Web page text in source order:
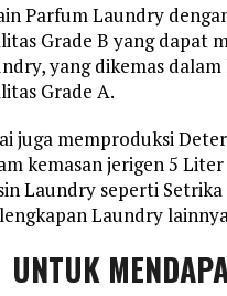
Parfum Laundry
Grade B yang dapat
yang dikemas
Grade A.
juga memproduksi
kemasan jerigen 5
Laundry seperti
Laundry
UNTUK